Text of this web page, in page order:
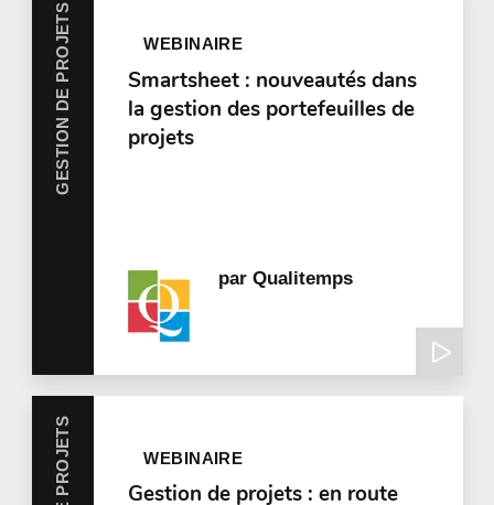
GESTION DE PROJETS WEBINAIRE
Smartsheet : nouveautés dans
la gestion des portefeuilles de
projets
parQualitemps
WEBINAIRE
Gestion de projets : en route